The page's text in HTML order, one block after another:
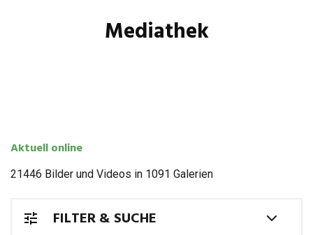
Mediathek
Aktu­ell online
21446 Bil­der und Videos in 1091 Galerien
FIL­TER & SUCHE